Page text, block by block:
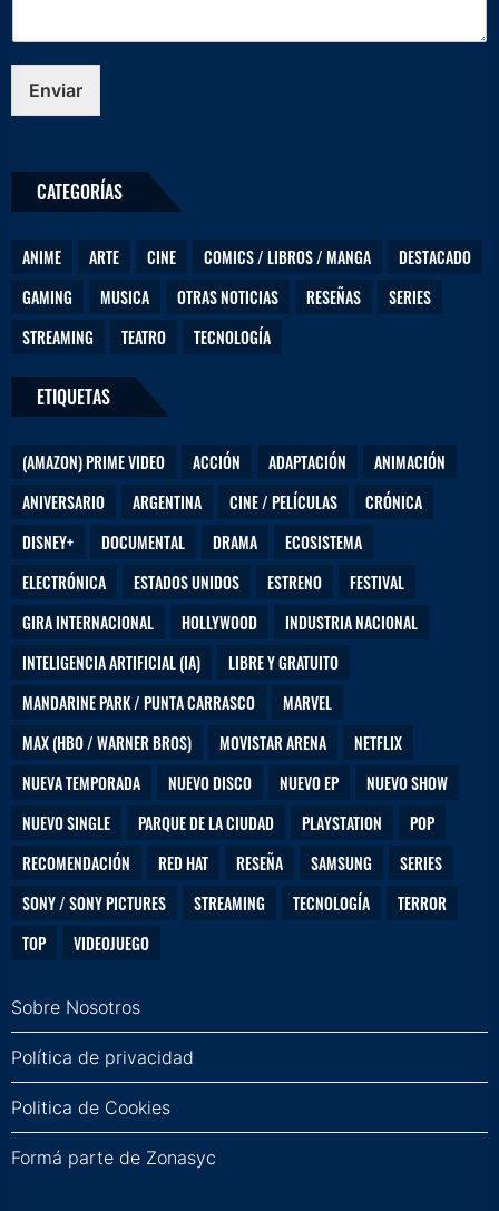
Enviar
CATEGORÍAS
ANIME ARTE CINE COMICS / LIBROS / MANGA
DESTACADO
GAMING
MUSICA OTRAS NOTICIAS RESEÑAS
SERIES
STREAMING
TEATRO TECNOLOGÍA
ETIQUETAS
(AMAZON) PRIME VIDEO ACCIÓN ADAPTACIÓN
ANIMACIÓN
ANIVERSARIO
ARGENTINA CINE / PELÍCULAS
CRÓNICA
DISNEY+
DOCUMENTAL DRAMA
ECOSISTEMA
ELECTRÓNICA
ESTADOS UNIDOS ESTRENO
FESTIVAL
GIRA INTERNACIONAL
HOLLYWOOD
INDUSTRIA NACIONAL
INTELIGENCIA ARTIFICIAL (IA)
LIBRE Y GRATUITO
MANDARINE PARK / PUNTA CARRASCO
MARVEL
MAX (HBO / WARNER BROS)
MOVISTAR ARENA
NETFLIX
NUEVA TEMPORADA
NUEVO DISCO NUEVO EP
NUEVO SHOW
NUEVO SINGLE
PARQUE DE LA CIUDAD PLAYSTATION
POP
RECOMENDACIÓN
RED HAT RESEÑA SAMSUNG
SERIES
SONY / SONY PICTURES
STREAMING TECNOLOGÍA
TERROR
TOP
VIDEOJUEGO
Sobre Nosotros
Política de privacidad
Politica de Cookies
Formá parte de Zonasyc